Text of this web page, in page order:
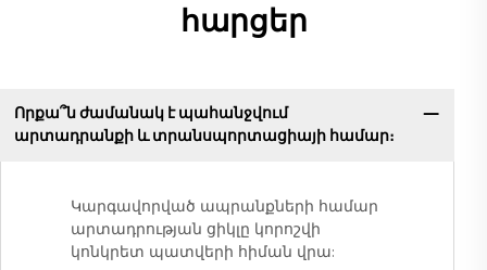
հարցեր
Որքա՞ն ժամանակ է պահանջվում
արտադրանքի և տրանսպորտացիայի համար։
Կարգավորված ապրանքների համար
արտադրության ցիկլը կորոշվի
կոնկրետ պատվերի հիման վրա: